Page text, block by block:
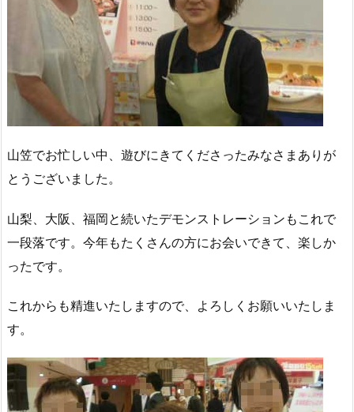
山笠でお忙しい中、遊びにきてくださったみなさまありが
とうございました。
山梨、大阪、福岡と続いたデモンストレーションもこれで
一段落です。今年もたくさんの方にお会いできて、楽しか
ったです。
これからも精進いたしますので、よろしくお願いいたしま
す。